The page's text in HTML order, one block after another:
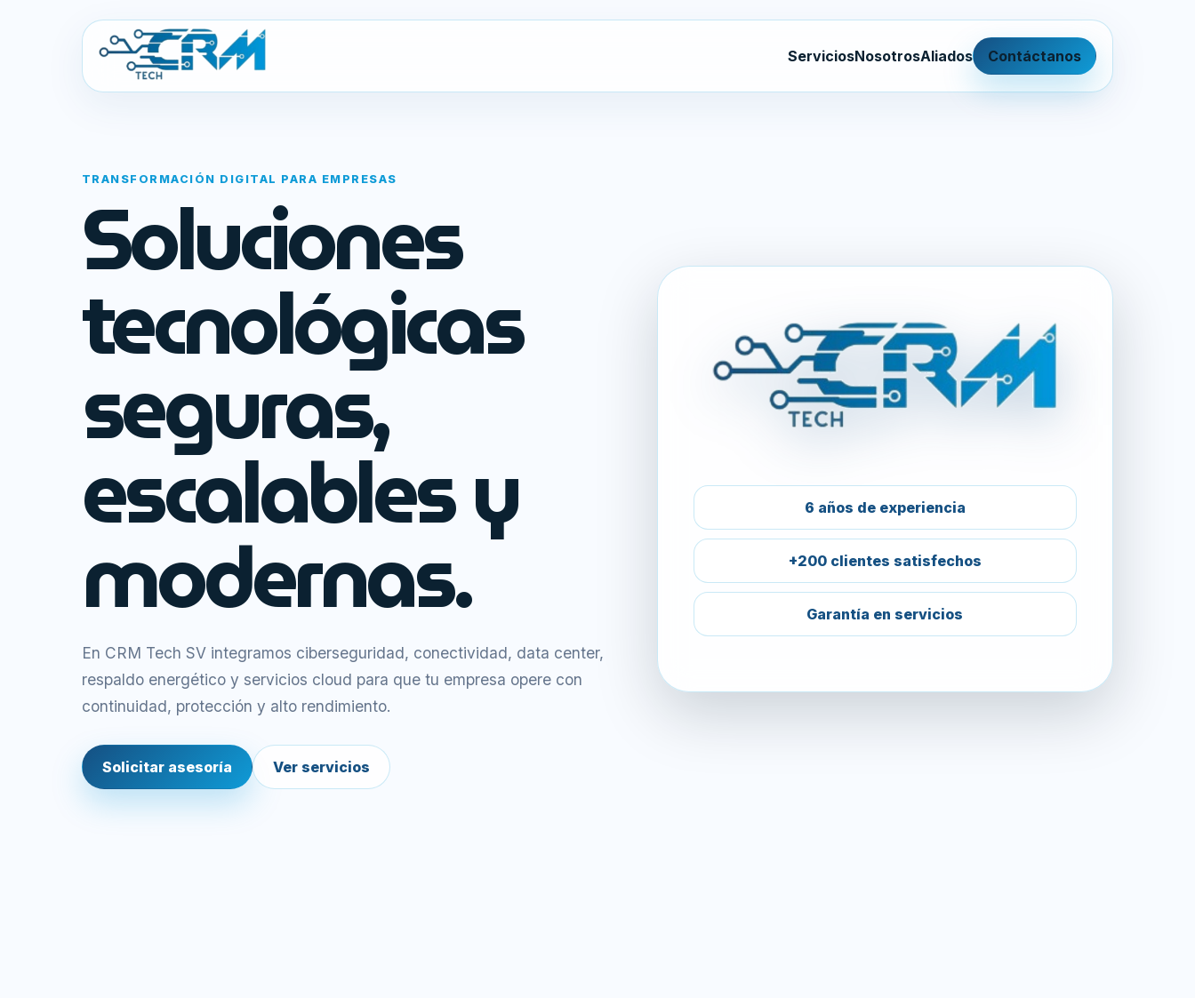
ServiciosNosotrosAliados Contáctanos
TRANSFORMACIÓN DIGITAL PARA EMPRESAS
Soluciones
tecnológicas
seguras,
escalables y
modernas.
En CRM Tech SV integramos ciberseguridad, conectividad, data center,
respaldo energético y servicios cloud para que tu empresa opere con
continuidad, protección y alto rendimiento.
Solicitar asesoría Ver servicios
6 años de experiencia
+200 clientes satisfechos
Garantía en servicios